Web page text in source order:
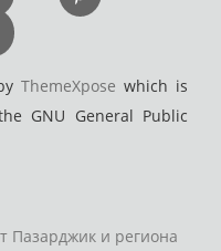
ThemeXpose which is
GNU General Public
Пазарджик и региона